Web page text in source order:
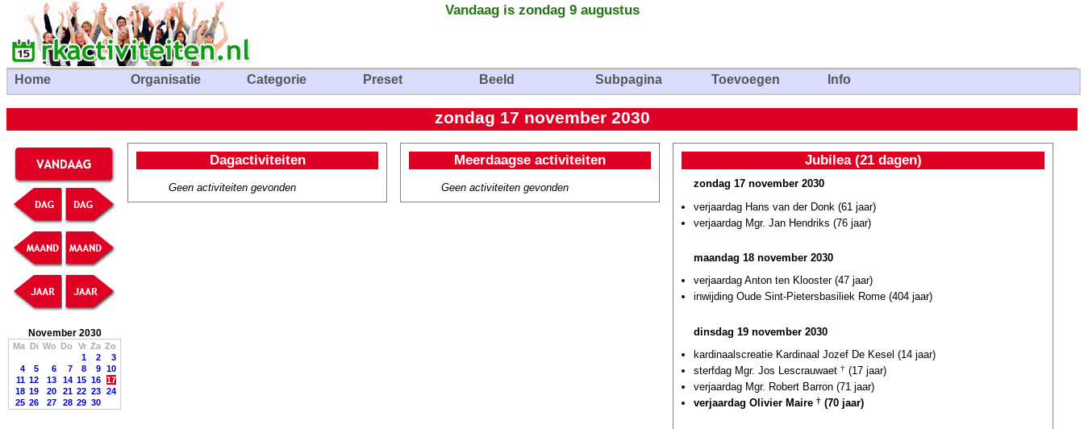
Vandaag is zondag 9 augustus
Home Organisatie Categorie Preset Beeld Subpagina Toevoegen Info
zondag 17 november 2030
November 2030
Ma Di Wo Do Vr Za Zo
1
2
3
4
5 6 7 8 9 10
11 12 13 14 15 16 17
18 19 20 21 22 23 24
25 26 27 28 29 30
Dagactiviteiten
Geen activiteiten gevonden
Meerdaagse activiteiten
Geen activiteiten gevonden
Jubilea (21 dagen)
zondag 17 november 2030
verjaardag Hans van der Donk (61 jaar)
verjaardag Mgr. Jan Hendriks (76 jaar)
maandag 18 november 2030
verjaardag Anton ten Klooster (47 jaar)
inwijding Oude Sint-Pietersbasiliek Rome (404 jaar)
dinsdag 19 november 2030
kardinaalscreatie Kardinaal Jozef De Kesel (14 jaar)
sterfdag Mgr. Jos Lescrauwaet † (17 jaar)
verjaardag Mgr. Robert Barron (71 jaar)
verjaardag Olivier Maire † (70 jaar)